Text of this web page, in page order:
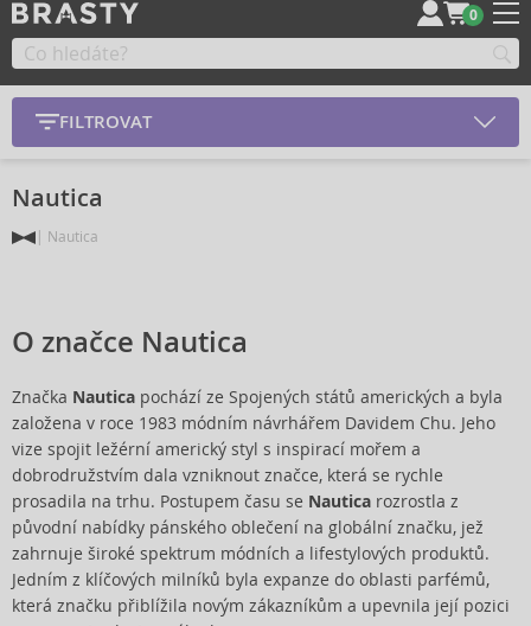
0
FILTROVAT
Nautica
Nautica
O značce Nautica
Značka Nautica pochází ze Spojených států amerických a byla
založena v roce 1983 módním návrhářem Davidem Chu. Jeho
vize spojit ležérní americký styl s inspirací mořem a
dobrodružstvím dala vzniknout značce, která se rychle
prosadila na trhu. Postupem času se Nautica rozrostla z
původní nabídky pánského oblečení na globální značku, jež
zahrnuje široké spektrum módních a lifestylových produktů.
Jedním z klíčových milníků byla expanze do oblasti parfémů,
která značku přiblížila novým zákazníkům a upevnila její pozici